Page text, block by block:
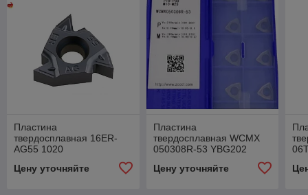
Пластина
твердосплавная 16ER-
AG55 1020
Цену уточняйте
Пластина
твердосплавная WCMX
050308R-53 YBG202
Цену уточняйте